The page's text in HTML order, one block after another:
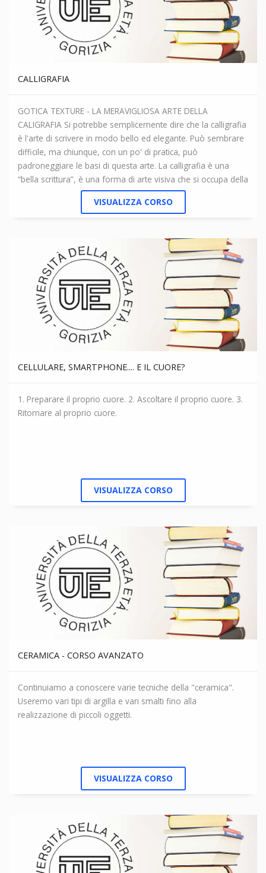
CALLIGRAFIA
GOTICA TEXTURE - LA MERAVIGLIOSA ARTE DELLA
CALIGRAFIA Si potrebbe semplicemente dire che la calligrafia
è l'arte di scrivere in modo bello ed elegante. Può sembrare
difficile, ma chiunque, con un po' di pratica, può
padroneggiare le basi di questa arte. La calligrafia è una
“bella scrittura”, è una forma di arte visiva che si occupa della
creazione astratta della scrittura. Gli esperti sostengono che
l'apprendimento della calligrafia sviluppi il temperamento e
stesso tempo, l’abilità acquisita è utile – gradita e
indispensabile – nella creazione di biglietti di auguri, cartelli
da tavolo per i partecipanti alle cerimonie, inviti e diplomi,
che acquisiscono carattere e solennità quando sono
realizzati con la penna calligrafica e che, per questo, il
destinatario ricorderà per sempre. Con la scelta dello stile di
scrittura, dell'inchiostro o del colore appropriati, con accenti e
magari qualche decorazione, la calligrafia trasmette la
destinatario solo alcune lettere ben disegnate: gli dona una
parte di sé. Il costo del materiale è a carico del partecipante.
VISUALIZZA CORSO
CELLULARE, SMARTPHONE.... E IL CUORE?
1. Preparare il proprio cuore. 2. Ascoltare il proprio cuore. 3.
Ritornare al proprio cuore.
VISUALIZZA CORSO
CERAMICA - CORSO AVANZATO
Continuiamo a conoscere varie tecniche della "ceramica".
Useremo vari tipi di argilla e vari smalti fino alla
realizzazione di piccoli oggetti.
VISUALIZZA CORSO